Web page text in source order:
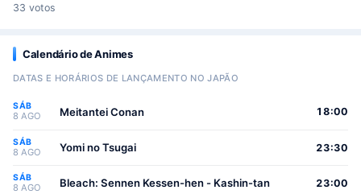
33 votos
Calendário de Animes
DATAS E HORÁRIOS DE LANÇAMENTO NO JAPÃO
SÁB
8 AGO Meitantei Conan 18:00
SÁB
8 AGO Yomi no Tsugai 23:30
SÁB
8 AGO Bleach: Sennen Kessen-hen - Kashin-tan 23:00